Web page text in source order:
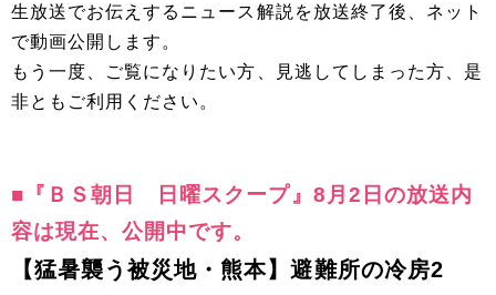
生放送でお伝えするニュース解説を放送終了後、ネット
で動画公開します。
もう一度、ご覧になりたい方、見逃してしまった方、是
非ともご利用ください。
■『ＢＳ朝日 日曜スクープ』8月2日の放送内
容は現在、公開中です。
【猛暑襲う被災地・熊本】避難所の冷房2